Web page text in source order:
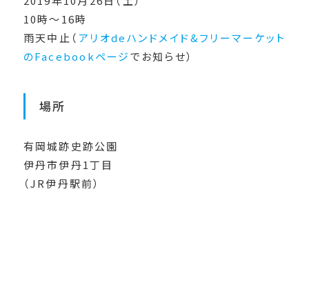
10時〜16時
雨天中止（ アリオdeハンドメイド&フリーマーケット
のFacebookページでお知らせ）
場所
有岡城跡史跡公園
伊丹市伊丹1丁目
（JR伊丹駅前）